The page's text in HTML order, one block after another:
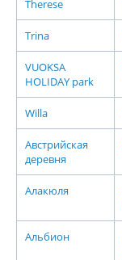
Therese
Trina
VUOKSA
HOLIDAY park
Willa
Австрийская
деревня
Алакюля
Альбион